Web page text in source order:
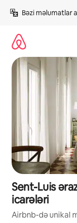
keç
Bəzi məlumatlar
Sent-Luis
icarələri
Airbnb-də unikal